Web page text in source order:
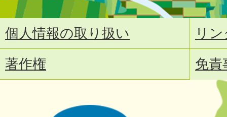
個人情報の取り扱い
リ
著作権
免責